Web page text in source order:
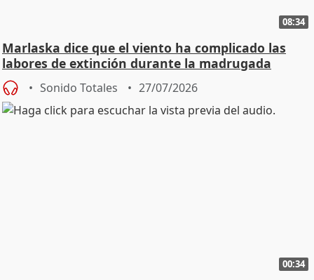
08:34
Marlaska dice que el viento ha complicado las
labores de extinción durante la madrugada
Sonido Totales 27/07/2026
00:34